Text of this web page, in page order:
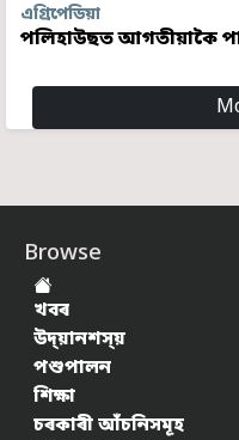
এগ্ৰিপেডিয়া
পলিহাউছত আগতীয়াকৈ
Browse
খবৰ
উদ্য়ানশস্য়
পশুপালন
শিক্ষা
চৰকাৰী আঁচনিসমূহ